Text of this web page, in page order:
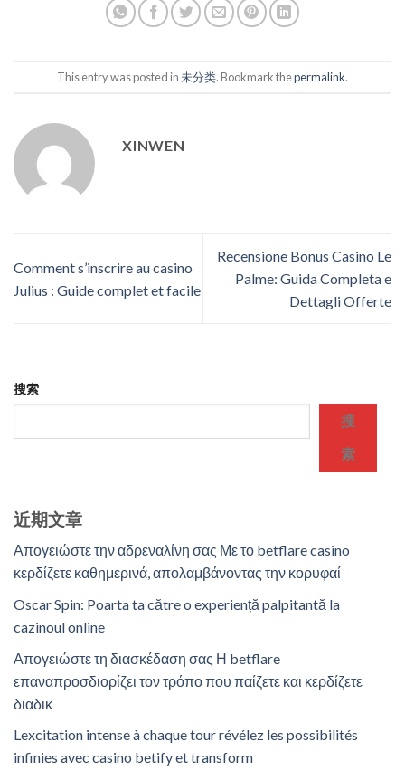
This entry was posted in未分类. Bookmark thepermalink.
XINWEN
Comment s’inscrire au casino
Julius : Guide complet et facile
Recensione Bonus Casino Le
Palme: Guida Completa e
Dettagli Offerte
搜索
搜
索
近期文章
Απογειώστε την αδρεναλίνη σας Με το betflare casino
κερδίζετε καθημερινά, απολαμβάνοντας την κορυφαί
Oscar Spin: Poarta ta către o experiență palpitantă la
cazinoul online
Απογειώστε τη διασκέδαση σας Η betflare
επαναπροσδιορίζει τον τρόπο που παίζετε και κερδίζετε
διαδικ
Lexcitation intense à chaque tour révélez les possibilités
infinies avec casino betify et transform